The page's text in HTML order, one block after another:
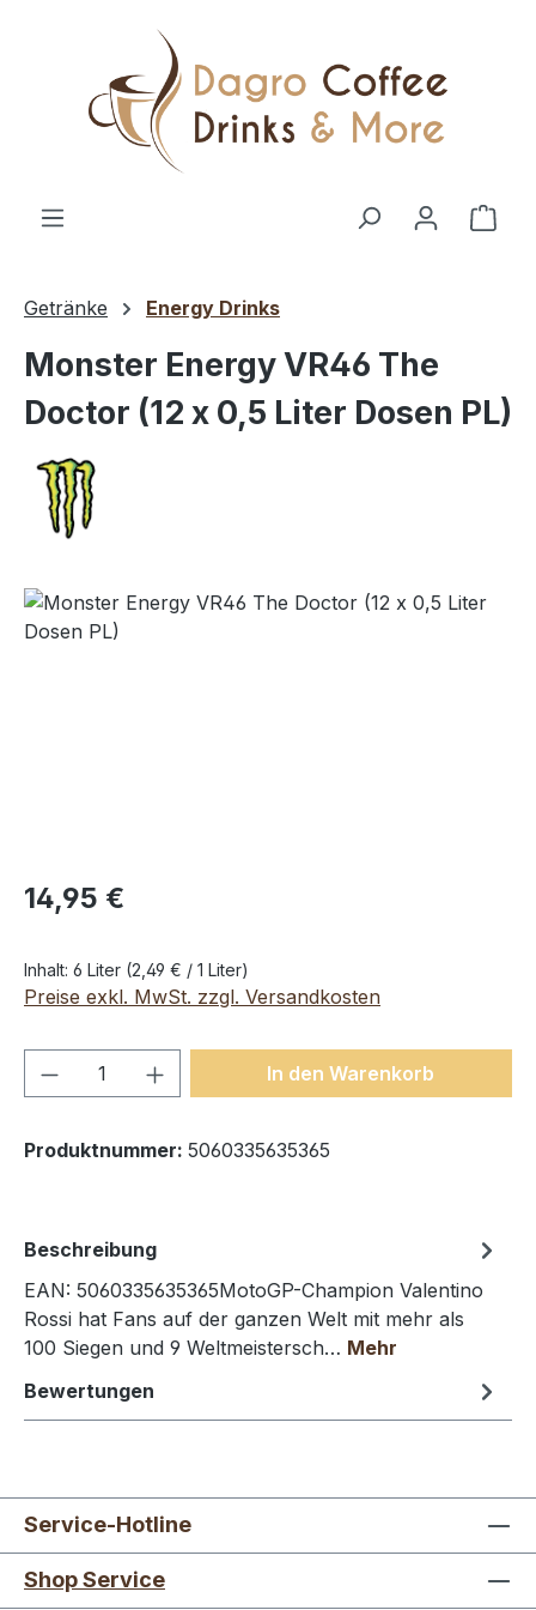
Zum Hauptinhalt springen
Getränke Energy Drinks
Monster Energy VR46 The
Doctor (12 x 0,5 Liter Dosen PL)
Bildergalerie überspringen
14,95 €
Inhalt: 6 Liter (2,49 € / 1 Liter)
Preise exkl. MwSt. zzgl. Versandkosten
Produkt Anzahl: Gib denIn den Warenkorb
Produktnummer: 5060335635365
Beschreibung
EAN: 5060335635365MotoGP-Champion Valentino
Rossi hat Fans auf der ganzen Welt mit mehr als
100 Siegen und 9 Weltmeistersch… Mehr
Bewertungen
Service-Hotline
Shop Service